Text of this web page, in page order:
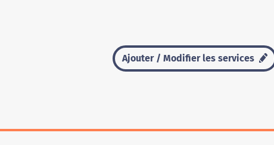
Ajouter / Modifier les services